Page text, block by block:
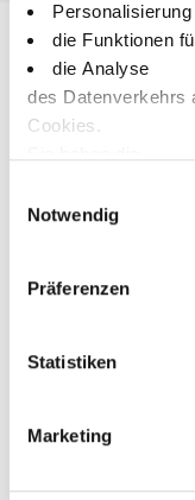
die Funktionen
die Analyse
des Datenverkehrs
Cookies.
Keine Panik, Sie
Notwendig
Präferenzen
Statistiken
Marketing
bleifreie